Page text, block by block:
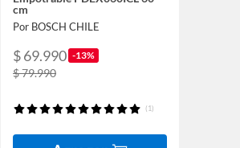
cm
Por BOSCH CHILE
$ 69.990 -13%
$ 79.990
(1)